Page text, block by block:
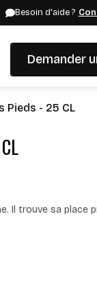
Besoin d'aide ?
Demander
Pieds - 25 CL
trouve sa place